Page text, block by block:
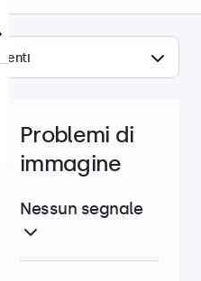
Problemi di
immagine
Nessun segnale